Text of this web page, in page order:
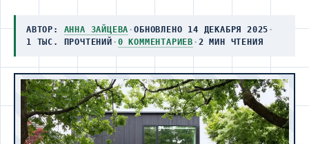
АВТОР: АННА ЗАЙЦЕВА ·ОБНОВЛЕНО 14 ДЕКАБРЯ 2025 ·
1 ТЫС. ПРОЧТЕНИЙ · 0 КОММЕНТАРИЕВ · 2 МИН ЧТЕНИЯ